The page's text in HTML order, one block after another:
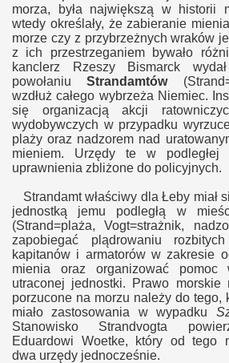
morza, była największą w historii
wtedy określały, że zabieranie
morze czy z przybrzeżnych wraków
z ich przestrzeganiem bywało
kanclerz Rzeszy Bismarck
powołaniuStrandamtów
wzdłuż całego wybrzeża Niemiec.
się organizacją akcji
wydobywczych w przypadku
plaży oraz nadzorem nad
mieniem. Urzędy te w podległej
uprawnienia zbliżone do policyjnych.
Strandamt właściwy dla Łeby miał
jednostką jemu podległą w
(Strand=plaża, Vogt=strażnik,
zapobiegać plądrowaniu
kapitanów i armatorów w zakresie
mienia oraz organizować
utraconej jednostki. Prawo morskie
porzucone na morzu należy do tego,
miało zastosowania w wypadku
Stanowisko Strandvogta
Eduardowi Woetke, który od tego
dwa urzędy jednocześnie.